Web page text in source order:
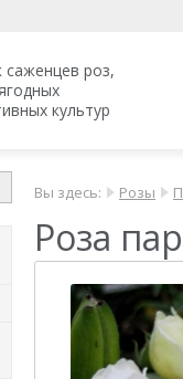
саженцев роз,
культур
Вы здесь: Розы
Роза